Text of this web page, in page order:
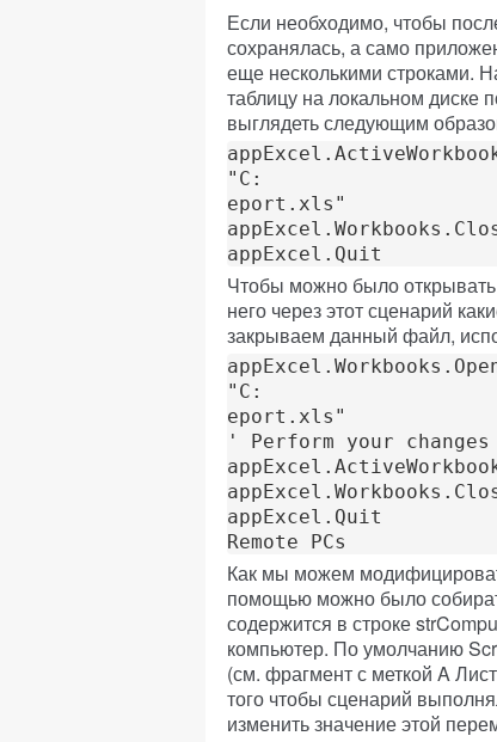
Если необходимо, чтобы
сохранялась, а само
еще несколькими строками.
таблицу на локальном диске
выглядеть следующим
"C:
eport.xls"
appExcel.Quit
Чтобы можно было
него через этот сценарий
закрываем данный файл,
"C:
eport.xls"
' Perform your changes
appExcel.Quit
Remote PCs
Как мы можем
помощью можно было
содержится в строке
компьютер. По умолчанию
(см. фрагмент с меткой A
того чтобы сценарий
изменить значение этой